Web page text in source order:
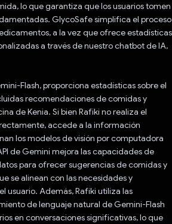
lo que garantiza que los usuarios tomen
GlycoSafe simplifica el proceso
a la vez que ofrece estadísticas
a través de nuestro chatbot de IA,
Flash, proporciona estadísticas sobre el
recomendaciones de comidas y
de Kenia. Si bien Rafiki no realiza el
accede a la información
los modelos de visión por computadora
de Gemini mejora las capacidades de
para ofrecer sugerencias de comidas y
se alinean con las necesidades y
usuario. Además, Rafiki utiliza las
de lenguaje natural de Gemini-Flash
en conversaciones significativas, lo que